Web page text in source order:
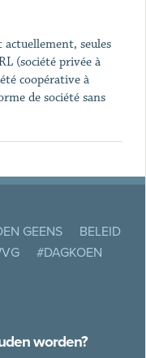
actuellement, seules
(société privée à
coopérative à
de société sans
GEENS
BELEID
#DAGKOEN
worden?